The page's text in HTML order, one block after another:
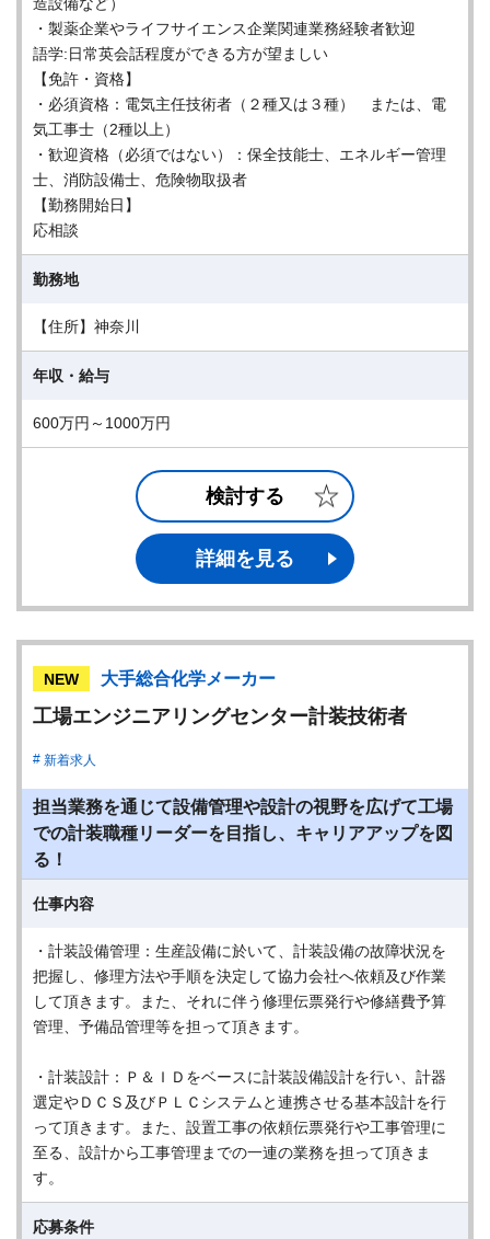
・製薬企業やライフサイエンス企業関連業務経験者歓迎
語学:日常英会話程度ができる方が望ましい
【免許・資格】
・必須資格：電気主任技術者（２種又は３種） または、電
気工事士（2種以上）
・歓迎資格（必須ではない）：保全技能士、エネルギー管理
士、消防設備士、危険物取扱者
【勤務開始日】
応相談
勤務地
【住所】神奈川
年収・給与
600万円～1000万円
検討する
詳細を見る
NEW 大手総合化学メーカー
工場エンジニアリングセンター計装技術者
新着求人
担当業務を通じて設備管理や設計の視野を広げて工場
での計装職種リーダーを目指し、キャリアアップを図
る！
仕事内容
・計装設備管理：生産設備に於いて、計装設備の故障状況を
把握し、修理方法や手順を決定して協力会社へ依頼及び作業
して頂きます。また、それに伴う修理伝票発行や修繕費予算
管理、予備品管理等を担って頂きます。
・計装設計：Ｐ＆ＩＤをベースに計装設備設計を行い、計器
選定やＤＣＳ及びＰＬＣシステムと連携させる基本設計を行
って頂きます。また、設置工事の依頼伝票発行や工事管理に
至る、設計から工事管理までの一連の業務を担って頂きま
す。
応募条件